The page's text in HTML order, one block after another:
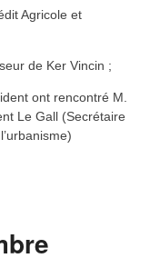
Agricole et
de Ker Vincin ;
ont rencontré M.
Le Gall (Secrétaire